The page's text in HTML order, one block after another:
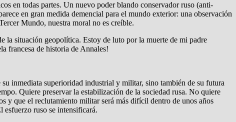
en todas partes. Un nuevo poder blando conservador ruso (anti-
en gran medida demencial para el mundo exterior: una observación
Mundo, nuestra moral no es creíble.
la situación geopolítica. Estoy de luto por la muerte de mi padre
francesa de historia de Annales!
inmediata superioridad industrial y militar, sino también de su futura
Quiere preservar la estabilización de la sociedad rusa. No quiere
y que el reclutamiento militar será más difícil dentro de unos años
ruso se intensificará.